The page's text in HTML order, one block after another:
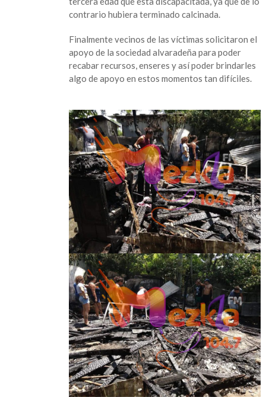
contrario hubiera terminado calcinada.
Finalmente vecinos de las víctimas solicitaron el
apoyo de la sociedad alvaradeña para poder
recabar recursos, enseres y así poder brindarles
algo de apoyo en estos momentos tan difíciles.